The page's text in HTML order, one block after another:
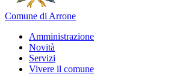
Comune di Arrone
Amministrazione
Novità
Servizi
Vivere il comune